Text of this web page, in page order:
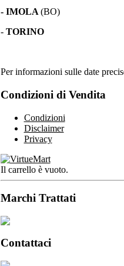
- IMOLA (BO)
- TORINO
Per informazioni sulle date
Condizioni di Vendita
Condizioni
Disclaimer
Privacy
Il carrello è vuoto.
Marchi Trattati
Contattaci